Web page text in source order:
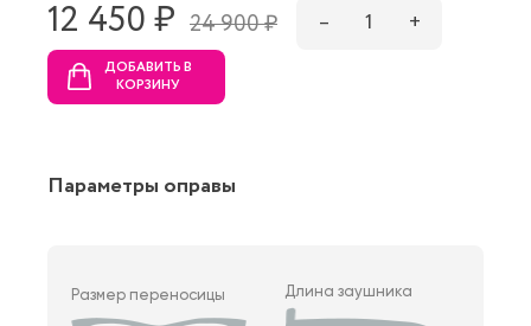
12 450 ₷ 24 900 ₷ – 1 +
ДОБАВИТЬ В
КОРЗИНУ
Параметры оправы
Размер переносицы Длина заушника